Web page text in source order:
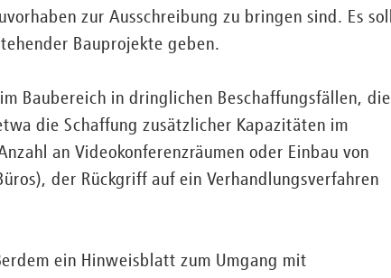
zur Ausschreibung zu bringen sind. Es soll
Bauprojekte geben.
Baubereich in dringlichen Beschaffungsfällen, die
die Schaffung zusätzlicher Kapazitäten im
an Videokonferenzräumen oder Einbau von
der Rückgriff auf ein Verhandlungsverfahren
ein Hinweisblatt zum Umgang mit